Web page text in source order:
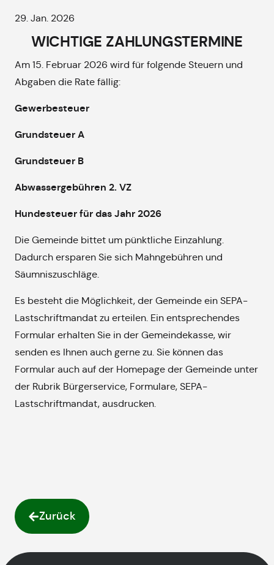
29. Jan. 2026
WICHTIGE ZAHLUNGSTERMINE
Am 15. Februar 2026 wird für folgende Steuern und
Abgaben die Rate fällig:
Gewerbesteuer
Grundsteuer A
Grundsteuer B
Abwassergebühren 2. VZ
Hundesteuer für das Jahr 2026
Die Gemeinde bittet um pünktliche Einzahlung.
Dadurch ersparen Sie sich Mahngebühren und
Säumniszuschläge.
Es besteht die Möglichkeit, der Gemeinde ein SEPA-
Lastschriftmandat zu erteilen. Ein entsprechendes
Formular erhalten Sie in der Gemeindekasse, wir
senden es Ihnen auch gerne zu. Sie können das
Formular auch auf der Homepage der Gemeinde unter
der Rubrik Bürgerservice, Formulare, SEPA-
Lastschriftmandat, ausdrucken.
Zurück